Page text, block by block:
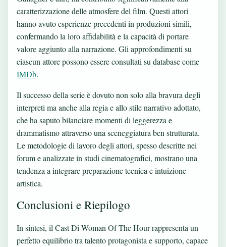
caratterizzazione delle atmosfere del film. Questi attori
hanno avuto esperienze precedenti in produzioni simili,
confermando la loro affidabilità e la capacità di portare
valore aggiunto alla narrazione. Gli approfondimenti su
ciascun attore possono essere consultati su database come
IMDb.
Il successo della serie è dovuto non solo alla bravura degli
interpreti ma anche alla regia e allo stile narrativo adottato,
che ha saputo bilanciare momenti di leggerezza e
drammatismo attraverso una sceneggiatura ben strutturata.
Le metodologie di lavoro degli attori, spesso descritte nei
forum e analizzate in studi cinematografici, mostrano una
tendenza a integrare preparazione tecnica e intuizione
artistica.
Conclusioni e Riepilogo
In sintesi, il Cast Di Woman Of The Hour rappresenta un
perfetto equilibrio tra talento protagonista e supporto, capace